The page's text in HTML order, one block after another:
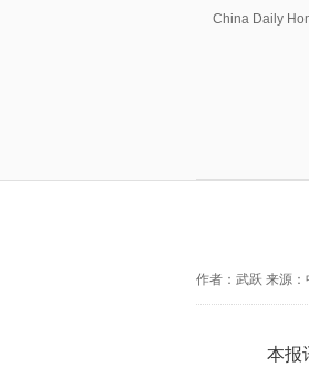
China Daily
作者：武跃 来源：
本报讯